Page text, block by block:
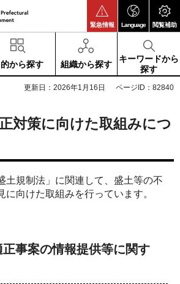
緊急情報 Language 閲覧補助
的から探す 組織から探す
キーワードから
探す
更新日：2026年1月16日 ページID：82840
対策に向けた取組みにつ
規制法」に関連して、盛土等の不
に向けた取組みを行っています。
事案の情報提供等に関す